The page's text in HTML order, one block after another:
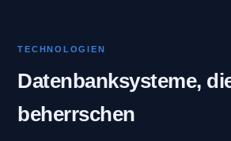
TECHNOLOGIEN
Datenbanksysteme,
beherrschen